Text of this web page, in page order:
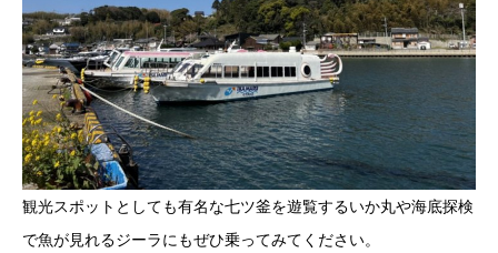
観光スポットとしても有名な七ツ釜を遊覧するいか丸や海底探検
で魚が見れるジーラにもぜひ乗ってみてください。